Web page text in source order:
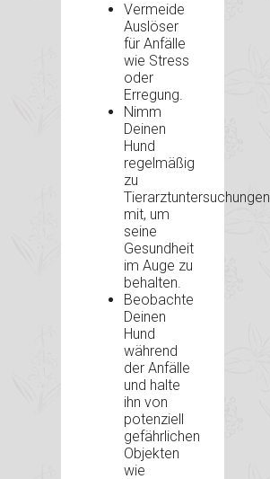
Vermeide
Auslöser
für Anfälle
wie Stress
oder
Erregung.
Nimm
Deinen
Hund
regelmäßig
zu
Tierarztuntersuchungen
mit, um
seine
Gesundheit
im Auge zu
behalten.
Beobachte
Deinen
Hund
während
der Anfälle
und halte
ihn von
potenziell
gefährlichen
Objekten
wie